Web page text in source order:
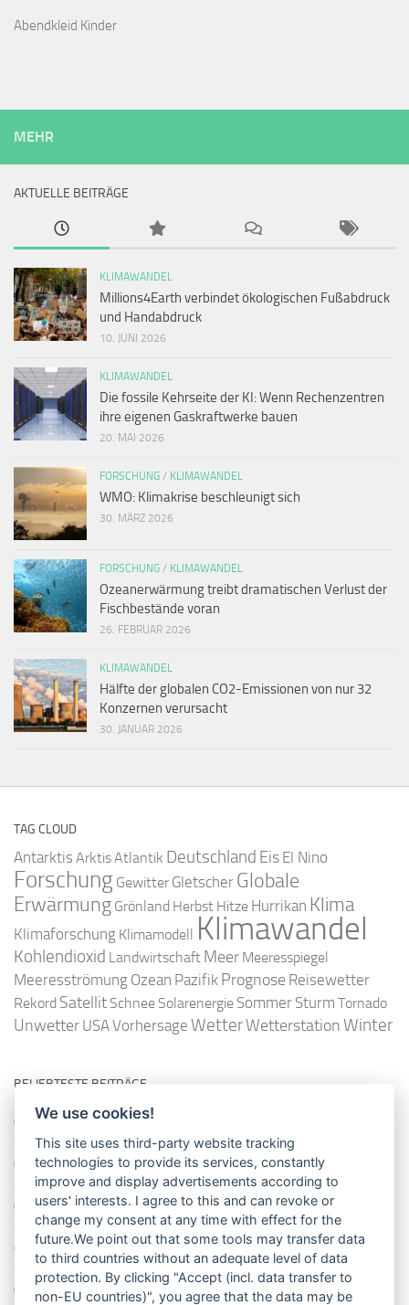
Abendkleid Kinder
MEHR
AKTUELLE BEITRÄGE
KLIMAWANDEL
Millions4Earth verbindet ökologischen Fußabdruck
und Handabdruck
10. JUNI 2026
KLIMAWANDEL
Die fossile Kehrseite der KI: Wenn Rechenzentren
ihre eigenen Gaskraftwerke bauen
20. MAI 2026
FORSCHUNG / KLIMAWANDEL
WMO: Klimakrise beschleunigt sich
30. MÄRZ 2026
FORSCHUNG / KLIMAWANDEL
Ozeanerwärmung treibt dramatischen Verlust der
Fischbestände voran
26. FEBRUAR 2026
KLIMAWANDEL
Hälfte der globalen CO2-Emissionen von nur 32
Konzernen verursacht
30. JANUAR 2026
TAG CLOUD
Antarktis Arktis Atlantik Deutschland Eis El Nino
Forschung Gewitter Gletscher Globale
Erwärmung Grönland Herbst Hitze Hurrikan Klima
Klimaforschung Klimamodell Klimawandel
Kohlendioxid Landwirtschaft Meer Meeresspiegel
Meeresströmung Ozean Pazifik Prognose Reisewetter
Rekord Satellit Schnee Solarenergie Sommer Sturm Tornado
Unwetter USAVorhersage WetterWetterstationWinter
BELIEBTESTE BEITRÄGE
So misst man die Lufttemperatur richtig
Die richtige Wasserpumpe für den Garten
Das Wetter-Netzwerk WeatherCloud
So stellt man einen Regenmesser korrekt auf
11 Dinge über den Luftdruck, die Sie garantiert noch nicht alle
We use cookies!
This site uses third-party website tracking
technologies to provide its services, constantly
improve and display advertisements according to
users' interests. I agree to this and can revoke or
change my consent at any time with effect for the
future.We point out that some tools may transfer data
to third countries without an adequate level of data
protection. By clicking "Accept (incl. data transfer to
non-EU countries)", you agree that the data may be